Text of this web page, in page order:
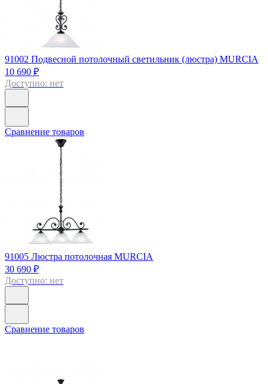
91002 Подвесной потолочный светильник (люстра) MURCIA
10 690 ₽
Доступно: нет
Сравнение товаров
91005 Люстра потолочная MURCIA
30 690 ₽
Доступно: нет
Сравнение товаров